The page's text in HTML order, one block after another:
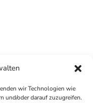
wir Technologien wie
und/oder darauf zuzugreifen.